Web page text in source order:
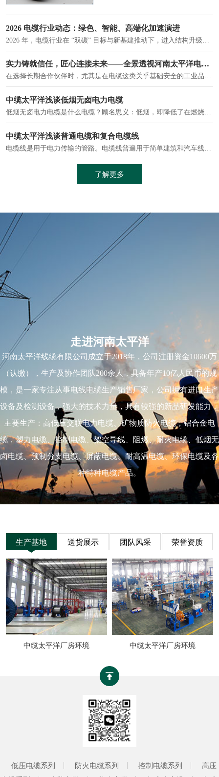
大清晰趋势，市场格局持续优化。
2026 电缆行业动态：绿色、智能、高端化加速演进
实力铸就信任，匠心连接未来——全景透视河南太平洋电缆厂
在选择长期合作伙伴时，尤其是在电缆这类关乎基础安全的工业品上，供应商的“内在实力”远比一纸报价单更重要。今天，我们邀请您“云参观”河南太平洋电缆厂，透过每一个细节，看我们如何将“可靠”二字，铸入每一米电缆。
中缆太平洋浅谈低烟无卤电力电缆
低烟无卤电力电缆是什么电缆？顾名思义：低烟，即降低了在燃烧时有害物体的产生；卤素对于人体来说是一种有毒气体，无卤就是没有毒气体的释放，通常是针对电缆遇火灾时而言的。低烟无卤电力电缆又可以称之为环保电缆，低烟无卤电缆大多数用于医院和对环境卫生要求比较严格的地方。
中缆太平洋浅谈普通电缆和复合电缆线
电缆线是用于电力传输的管路。电缆线普遍用于简单建筑和汽车线材，作为能源输送缆线，电缆线的复杂结构勿庸置疑。根据目标功能，电缆线具有以下一些特点：建筑用和车用线材要求轻质、大批量生产、价格低廉、具有相当的电学和力学性能和长时间的耐老化性能；工业用线材必须具有符合客户要求的性能；
了解更多
走进河南太平洋
河南太平洋线缆有限公司成立于2018年，公司注册资金10600万
（认缴），生产及协作团队200余人，具备年产10亿人民币的规
模，是一家专注从事电线电缆生产销售厂家，公司拥有进口生产
设备及检测设备，强大的技术力量，具有较强的新品研发能力，
主要生产：高低压交联电力电缆、矿物质防火电缆，铝合金电
缆，塑力电缆、控制电缆、架空导线、阻燃、耐火电缆、低烟无
卤电缆、预制分支电缆、屏蔽电缆、耐高温电缆、环保电缆及各
种特种电缆产品。
生产基地 送货展示 团队风采 荣誉资质
中缆太平洋厂房环境 中缆太平洋厂房环境
低压电缆系列 防火电缆系列 控制电缆系列
高压